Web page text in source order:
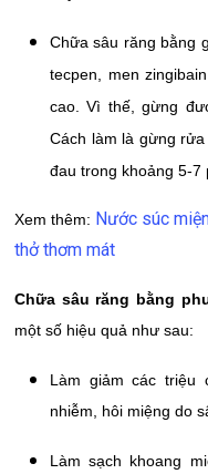
Chữa sâu răng bằng
tecpen, men
cao. Vì thế, gừng
Cách làm là gừng
đau trong khoảng 5-7
Xem thêm: Nước súc
thở thơm mát
Chữa sâu răng bằng
một số hiệu quả như sau:
Làm giảm các triệu
nhiễm, hôi miệng do
Làm sạch khoang